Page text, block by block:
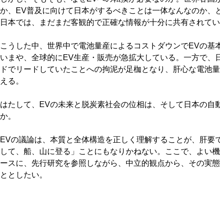
か、EV普及に向けて日本がするべきことは一体なんなのか、
日本では、まだまだ客観的で正確な情報が十分に共有されて
こうした中、世界中で電池量産によるコストダウンでEVの基
いまや、全球的にEV生産・販売が急拡大している。一方で、
ドでリードしていたことへの拘泥が足枷となり、肝心な電池
える。
はたして、EVの未来と脱炭素社会の位相は、そして日本の自
か。
EVの議論は、本質と全体構造を正しく理解することが、肝要
して、船、山に登る」ことにもなりかねない。ここで、よい
ースに、先行研究を参照しながら、中立的観点から、その実
ととしたい。